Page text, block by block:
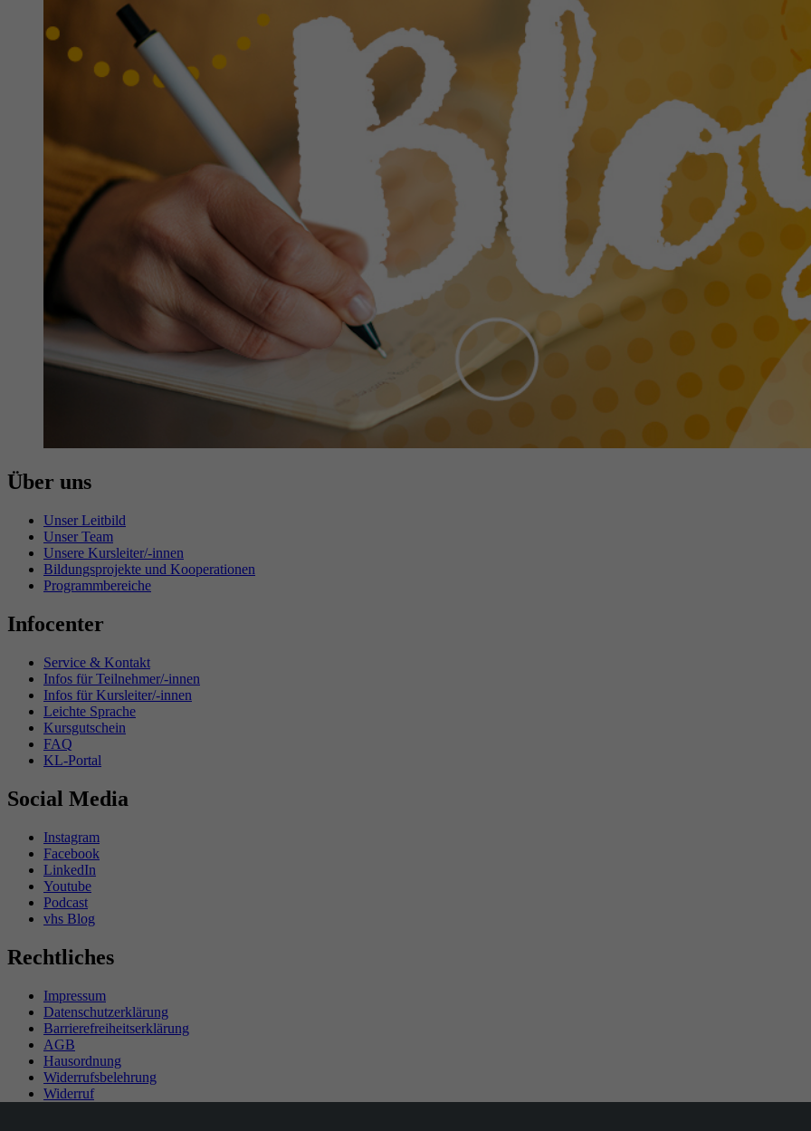
Über uns
Unser Leitbild
Unser Team
Unsere Kursleiter/-innen
Bildungsprojekte und Kooperationen
Programmbereiche
Infocenter
Service & Kontakt
Infos für Teilnehmer/-innen
Infos für Kursleiter/-innen
Leichte Sprache
Kursgutschein
FAQ
KL-Portal
Social Media
Instagram
Facebook
LinkedIn
Youtube
Podcast
vhs Blog
Rechtliches
Impressum
Datenschutzerklärung
Barrierefreiheitserklärung
AGB
Hausordnung
Widerrufsbelehrung
Widerruf